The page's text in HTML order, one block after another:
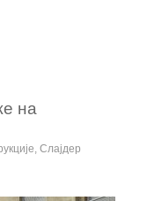
на
, Слајдер